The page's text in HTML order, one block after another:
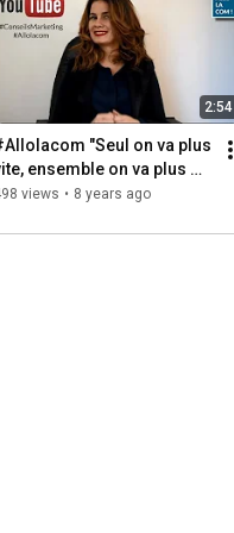
2:54
"Seul on va plus
ensemble on va plus
views • 8 years ago